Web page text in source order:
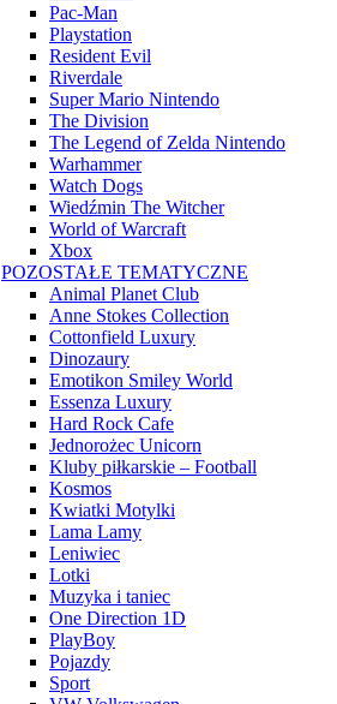
Pac-Man
Playstation
Resident Evil
Riverdale
Super Mario Nintendo
The Division
The Legend of Zelda Nintendo
Warhammer
Watch Dogs
Wiedźmin The Witcher
World of Warcraft
Xbox
POZOSTAŁE TEMATYCZNE
Animal Planet Club
Anne Stokes Collection
Cottonfield Luxury
Dinozaury
Emotikon Smiley World
Essenza Luxury
Hard Rock Cafe
Jednorożec Unicorn
Kluby piłkarskie – Football
Kosmos
Kwiatki Motylki
Lama Lamy
Leniwiec
Lotki
Muzyka i taniec
One Direction 1D
PlayBoy
Pojazdy
Sport